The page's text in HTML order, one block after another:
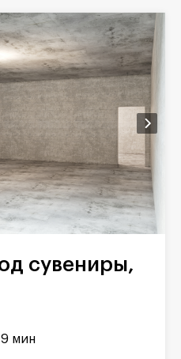
9 мин